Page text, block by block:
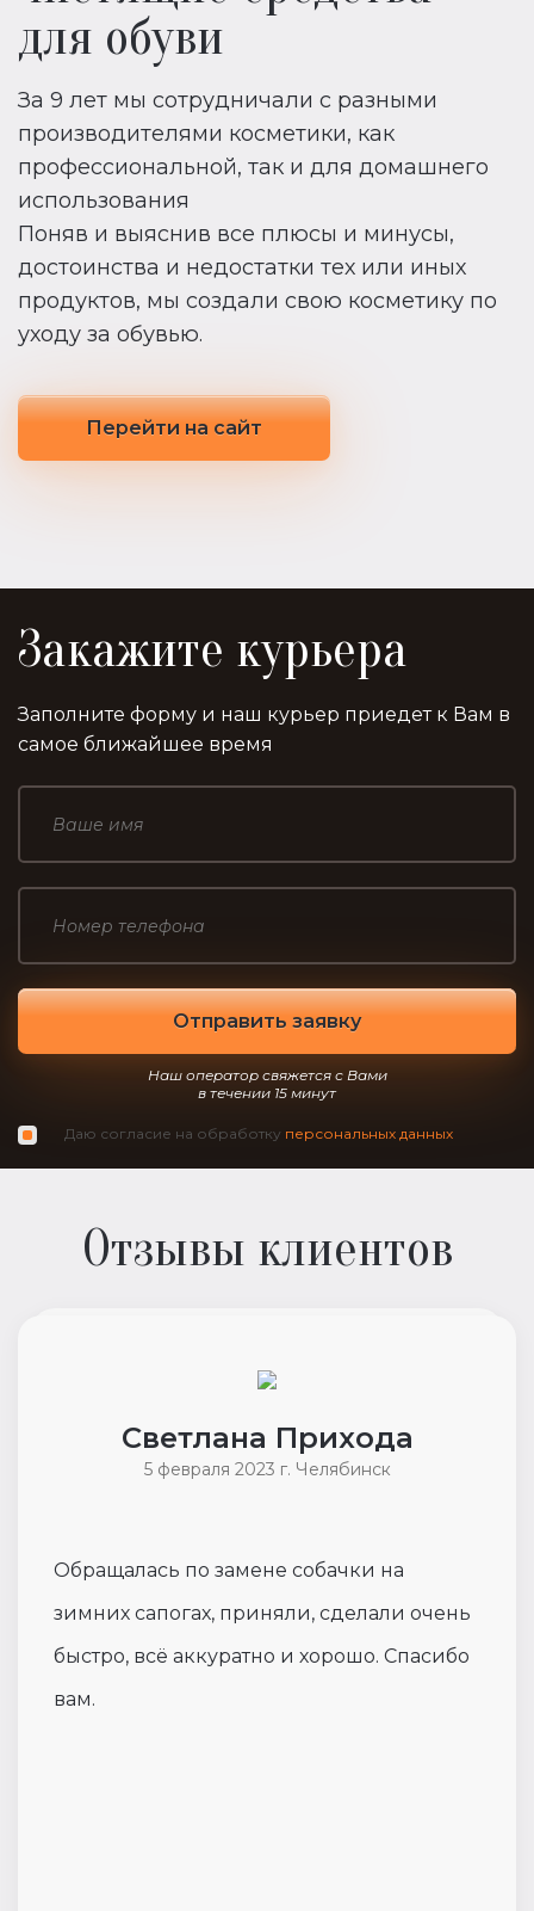
для обуви
За 9 лет мы сотрудничали с разными
производителями косметики, как
профессиональной, так и для домашнего
использования
Поняв и выяснив все плюсы и минусы,
достоинства и недостатки тех или иных
продуктов, мы создали свою косметику по
уходу за обувью.
Перейти на сайт
Закажите курьера
Заполните форму и наш курьер приедет к Вам в
самое ближайшее время
Наш оператор свяжется с Вами
в течении 15 минут
Даю согласие на обработку персональных данных
Отзывы клиентов
Светлана Прихода
5 февраля 2023 г. Челябинск
Обращалась по замене собачки на
зимних сапогах, приняли, сделали очень
быстро, всё аккуратно и хорошо. Спасибо
вам.